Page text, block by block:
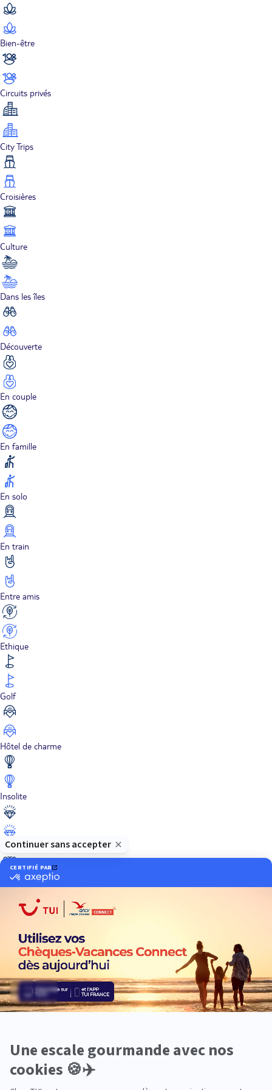
Bien-être
Circuits privés
City Trips
Croisières
Culture
Dans les îles
Découverte
En couple
En famille
En solo
En train
Entre amis
Ethique
Golf
Hôtel de charme
Insolite
Luxe
Neige
Plongée
Premium